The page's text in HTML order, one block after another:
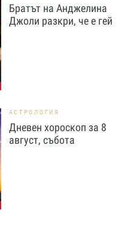
Братът на Анджелина
Джоли разкри, че е гей
АСТРОЛОГИЯ
Дневен хороскоп за 8
август, събота